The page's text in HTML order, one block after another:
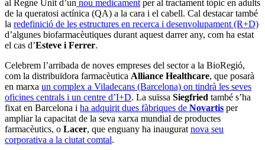
al Regne Unit d’un nou medicament per al tractament tòpic en adults
de la queratosi actínica (QA) a la cara i el cabell. Cal destacar també
la redefinició de les estructures en recerca i desenvolupament (R+D)
d’algunes biofarmacèutiques durant aquest darrer any, com ha estat
el cas d’Esteve i Ferrer.
Celebrem l’arribada de noves empreses del sector a la BioRegió,
com la distribuïdora farmacèutica Alliance Healthcare, que posarà
en marxa un complex a Viladecans (Barcelona) on tindrà les seves
oficines centrals i un centre d’I+D. La suïssa Siegfried també s’ha
fixat en Barcelona i ha adquirit dues fàbriques de Novartis per
ampliar la capacitat de la seva xarxa mundial de productes
farmacèutics, o Lacer, que enguany ha inaugurat nova seu
corporativa a la ciutat comtal.